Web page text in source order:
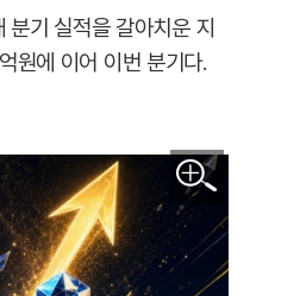
기 실적을 갈아치운 지
에 이어 이번 분기다.
이미지 확대보기